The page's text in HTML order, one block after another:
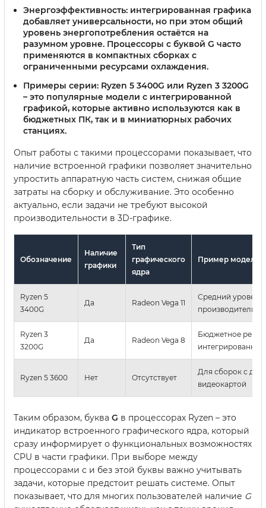
Энергоэффективность: интегрированная графика
добавляет универсальности, но при этом общий
уровень энергопотребления остаётся на
разумном уровне. Процессоры с буквой G часто
применяются в компактных сборках с
ограниченными ресурсами охлаждения.
Примеры серии: Ryzen 5 3400G или Ryzen 3 3200G
– это популярные модели с интегрированной
графикой, которые активно используются как в
бюджетных ПК, так и в миниатюрных рабочих
станциях.
Опыт работы с такими процессорами показывает, что
наличие встроенной графики позволяет значительно
упростить аппаратную часть систем, снижая общие
затраты на сборку и обслуживание. Это особенно
актуально, если задачи не требуют высокой
производительности в 3D-графике.
Обозначение
Наличие
графики
Тип
графического
ядра
Пример модели
Ryzen 5
3400G
Да Radeon Vega 11
Средний уровень
Ryzen 3
3200G
Да Radeon Vega 8
Бюджетное
Ryzen 5 3600 Нет Отсутствует
Для сборок с
видеокартой
Таким образом, буква G в процессорах Ryzen – это
индикатор встроенного графического ядра, который
сразу информирует о функциональных возможностях
CPU в части графики. При выборе между
процессорами с и без этой буквы важно учитывать
задачи, которые предстоит решать системе. Опыт
показывает, что для многих пользователей наличие G